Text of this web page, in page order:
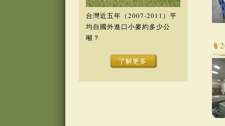
台灣近五年（2007-2011）平
均自國外進口小麥約多少公
噸？
了解更多